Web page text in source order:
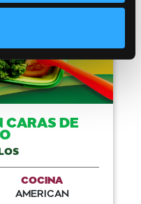
CARAS DE
COCINA
AMERICAN